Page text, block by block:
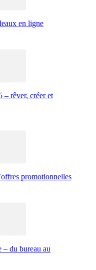
en ligne
– rêver, créer et
promotionnelles
– du bureau au